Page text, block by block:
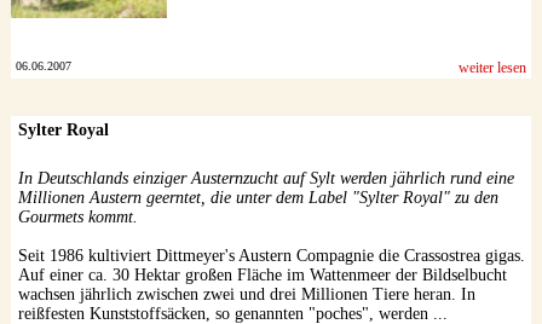
06.06.2007 weiter lesen
Sylter Royal
In Deutschlands einziger Austernzucht auf Sylt werden jährlich rund eine
Millionen Austern geerntet, die unter dem Label "Sylter Royal" zu den
Gourmets kommt.
Seit 1986 kultiviert Dittmeyer's Austern Compagnie die Crassostrea gigas.
Auf einer ca. 30 Hektar großen Fläche im Wattenmeer der Bildselbucht
wachsen jährlich zwischen zwei und drei Millionen Tiere heran. In
reißfesten Kunststoffsäcken, so genannten "poches", werden ...